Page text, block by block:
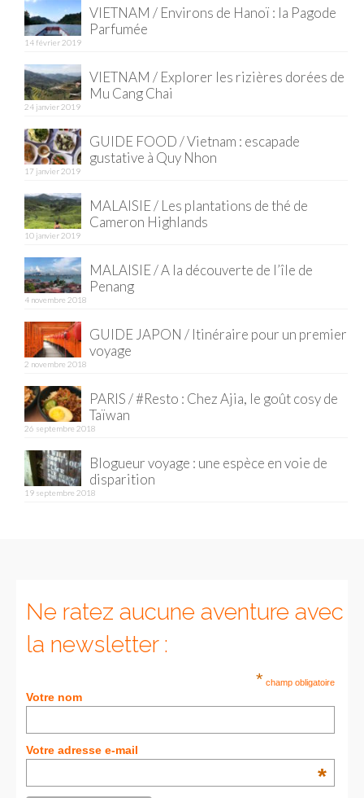
Mu Cang Chai
Quy Nhon
EUROPE
France
La Réunion
Paris
Poitou
Saint-Malo
Savoie
Allemagne
Berlin
Munich
Danemark
Royaume-Uni
ALLEMAGNE
– Berlin
VIETNAM / Environs de Hanoï : la Pagode
Parfumée
14 février 2019
VIETNAM / Explorer les rizières dorées de
Mu Cang Chai
24 janvier 2019
GUIDE FOOD / Vietnam : escapade
gustative à Quy Nhon
17 janvier 2019
MALAISIE / Les plantations de thé de
Cameron Highlands
10 janvier 2019
MALAISIE / A la découverte de l’île de
Penang
4 novembre 2018
GUIDE JAPON / Itinéraire pour un premier
voyage
2 novembre 2018
PARIS / #Resto : Chez Ajia, le goût cosy de
Taïwan
26 septembre 2018
Blogueur voyage : une espèce en voie de
disparition
19 septembre 2018
Ne ratez aucune aventure avec
la newsletter :
* champ obligatoire
Votre nom
Votre adresse e-mail
*